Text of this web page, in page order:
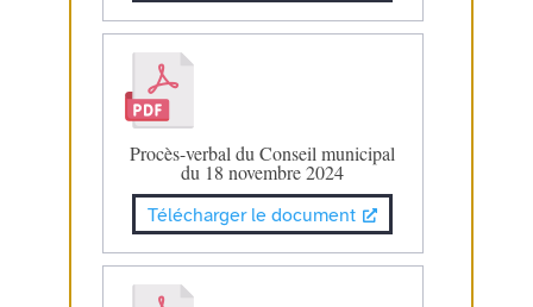
Procès-verbal du Conseil municipal
du 18 novembre 2024
Télécharger le document